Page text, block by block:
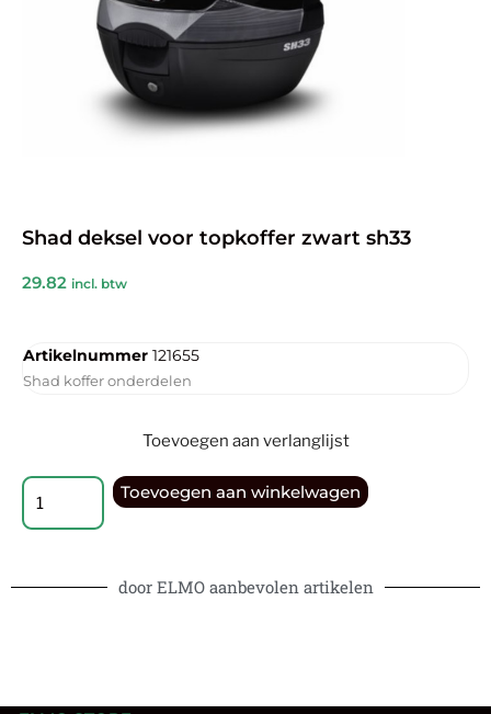
Shad deksel voor topkoffer zwart sh33
29.82 incl. btw
Artikelnummer 121655
Shad koffer onderdelen
Toevoegen aan verlanglijst
Toevoegen aan winkelwagen
door ELMO aanbevolen artikelen